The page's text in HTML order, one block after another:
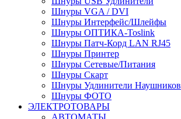
Шнуры VGA / DVI
Шнуры Интерфейс/Шлейфы
Шнуры ОПТИКА-Toslink
Шнуры Патч-Корд LAN RJ45
Шнуры Принтер
Шнуры Сетевые/Питания
Шнуры Скарт
Шнуры Удлинители Наушников
Шнуры ФОТО
ЭЛЕКТРОТОВАРЫ
АВТОМАТЫ